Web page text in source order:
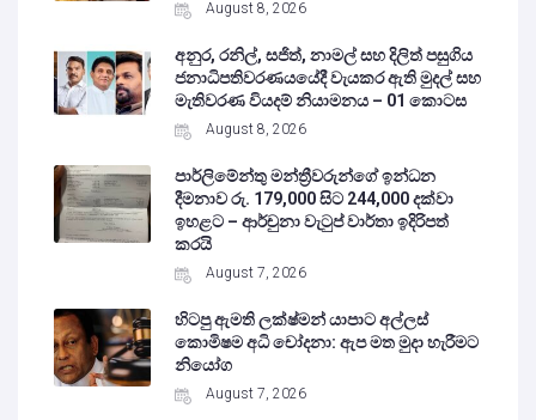
August 8, 2026
අනුර, රනිල්, සජිත්, නාමල් සහ දිලිත් පසුගිය
ජනාධිපතිවරණයයේදී වැයකර ඇති මුදල් සහ
මැතිවරණ වියදම් නියාමනය – 01 කොටස
August 8, 2026
පාර්ලිමේන්තු මන්ත්‍රීවරුන්ගේ ඉන්ධන
දීමනාව රු. 179,000 සිට 244,000 දක්වා
ඉහළට – ආර්චුනා වැටුප් වාර්තා ඉදිරිපත්
කරයි
August 7, 2026
හිටපු ඇමති ලක්ෂ්මන් යාපාට අල්ලස්
කොමිෂම අධි චෝදනා: ඇප මත මුදා හැරීමට
නියෝග
August 7, 2026